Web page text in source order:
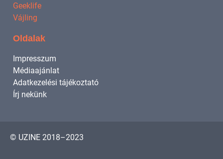
Geeklife
Vájling
Oldalak
Impresszum
Médiaajánlat
Adatkezelési tájékoztató
Írj nekünk
© UZINE 2018–2023